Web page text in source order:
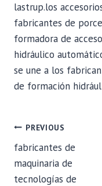
lastrup.los
fabricantes de
formadora de
hidráulico
se une a los
de formación
POST
PREVIOUS
fabricantes de
maquinaria de
tecnologías de